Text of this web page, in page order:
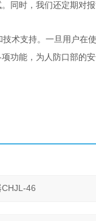
同时，我们还定期对
术支持。一旦用户在
功能，为人防口部的安